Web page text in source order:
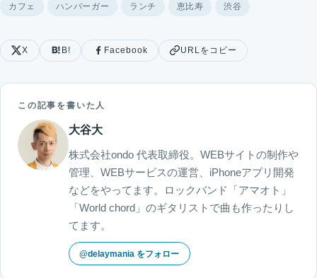
カフェ ハンバーガー ランチ 恵比寿 渋谷
X B! Facebook URLをコピー
この記事を書いた人
大谷大
株式会社ondo 代表取締役。WEBサイトの制作や
管理、WEBサービスの運営、iPhoneアプリ開発
などをやってます。ロックバンド「アマオト」
「World chord」のギタリストで曲も作ったりし
てます。
@delaymania をフォロー